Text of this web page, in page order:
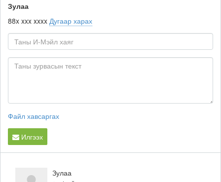
Зулаа
88x xxx xxxx Дугаар харах
Файл хавсаргах
Илгээх
Зулаа